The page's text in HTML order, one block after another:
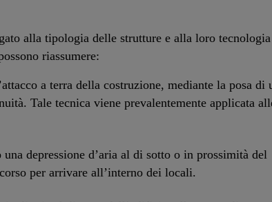
alla tipologia delle strutture e alla loro tecnologia
riassumere:
a terra della costruzione, mediante la posa di
Tale tecnica viene prevalentemente applicata
depressione d’aria al di sotto o in prossimità del
per arrivare all’interno dei locali.